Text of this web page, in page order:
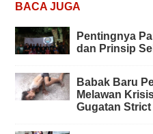
BACA JUGA
Pentingnya
dan Prinsip
Babak Baru
Melawan
Gugatan